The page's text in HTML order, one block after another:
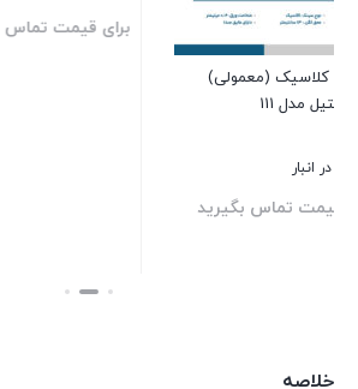
سینک کلاسیک (معمولی)
ایلیااستیل مدل 122
موجود در انبار
برای قیمت تماس بگیرید
برای
خلاصه